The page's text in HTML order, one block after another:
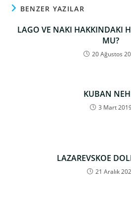
BENZER YAZILAR
LAGO VE NAKI HAKKINDAKI
MU?
20 Ağustos
KUBAN
3 Mart
LAZAREVSKOE
21 Aralık